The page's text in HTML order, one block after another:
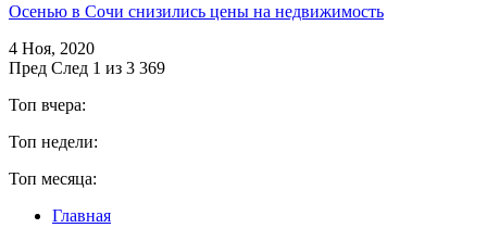
Осенью в Сочи снизились цены на недвижимость
4 Ноя, 2020
Пред След 1 из 3 369
Топ вчера:
Топ недели:
Топ месяца:
Главная